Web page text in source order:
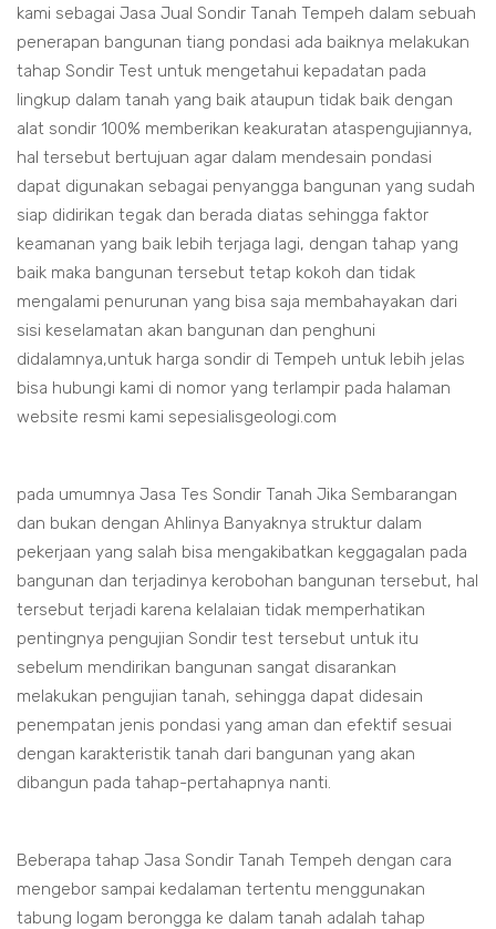
kami sebagai Jasa Jual Sondir Tanah Tempeh dalam sebuah
penerapan bangunan tiang pondasi ada baiknya melakukan
tahap Sondir Test untuk mengetahui kepadatan pada
lingkup dalam tanah yang baik ataupun tidak baik dengan
alat sondir 100% memberikan keakuratan ataspengujiannya,
hal tersebut bertujuan agar dalam mendesain pondasi
dapat digunakan sebagai penyangga bangunan yang sudah
siap didirikan tegak dan berada diatas sehingga faktor
keamanan yang baik lebih terjaga lagi, dengan tahap yang
baik maka bangunan tersebut tetap kokoh dan tidak
mengalami penurunan yang bisa saja membahayakan dari
sisi keselamatan akan bangunan dan penghuni
didalamnya,untuk harga sondir di Tempeh untuk lebih jelas
bisa hubungi kami di nomor yang terlampir pada halaman
website resmi kami sepesialisgeologi.com
pada umumnya Jasa Tes Sondir Tanah Jika Sembarangan
dan bukan dengan Ahlinya Banyaknya struktur dalam
pekerjaan yang salah bisa mengakibatkan keggagalan pada
bangunan dan terjadinya kerobohan bangunan tersebut, hal
tersebut terjadi karena kelalaian tidak memperhatikan
pentingnya pengujian Sondir test tersebut untuk itu
sebelum mendirikan bangunan sangat disarankan
melakukan pengujian tanah, sehingga dapat didesain
penempatan jenis pondasi yang aman dan efektif sesuai
dengan karakteristik tanah dari bangunan yang akan
dibangun pada tahap-pertahapnya nanti.
Beberapa tahap Jasa Sondir Tanah Tempeh dengan cara
mengebor sampai kedalaman tertentu menggunakan
tabung logam berongga ke dalam tanah adalah tahap